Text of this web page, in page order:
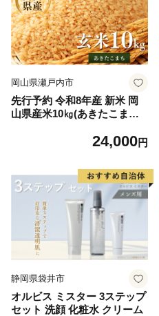
岡山県瀬戸内市
先行予約 令和8年産 新米 岡
山県産米10㎏(あきたこま
こまち お米 玄米 国産米 ごは
24,000円
静岡県袋井市
オルビス ミスター 3ステップ
セット 洗顔 化粧水 クリーム